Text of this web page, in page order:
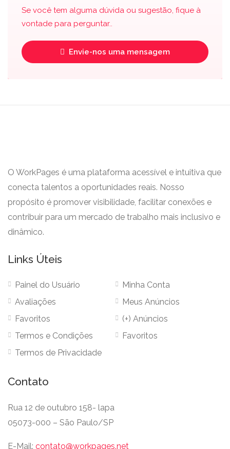
Se você tem alguma dúvida ou sugestão, fique à
vontade para perguntar..
Envie-nos uma mensagem
O WorkPages é uma plataforma acessível e intuitiva que
conecta talentos a oportunidades reais. Nosso
propósito é promover visibilidade, facilitar conexões e
contribuir para um mercado de trabalho mais inclusivo e
dinâmico.
Links Úteis
Painel do Usuário
Avaliações
Favoritos
Termos e Condições
Termos de Privacidade
Minha Conta
Meus Anúncios
(+) Anúncios
Favoritos
Contato
Rua 12 de outubro 158- lapa
05073-000 – São Paulo/SP
E-Mail: contato@workpages.net